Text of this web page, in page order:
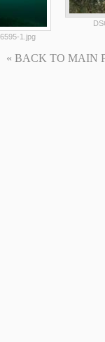
1.jpg
« BACK TO MAIN